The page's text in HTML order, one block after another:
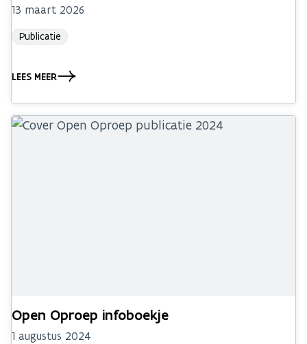
13 maart 2026
Publicatie
LEES MEER
Open Oproep infoboekje
1 augustus 2024